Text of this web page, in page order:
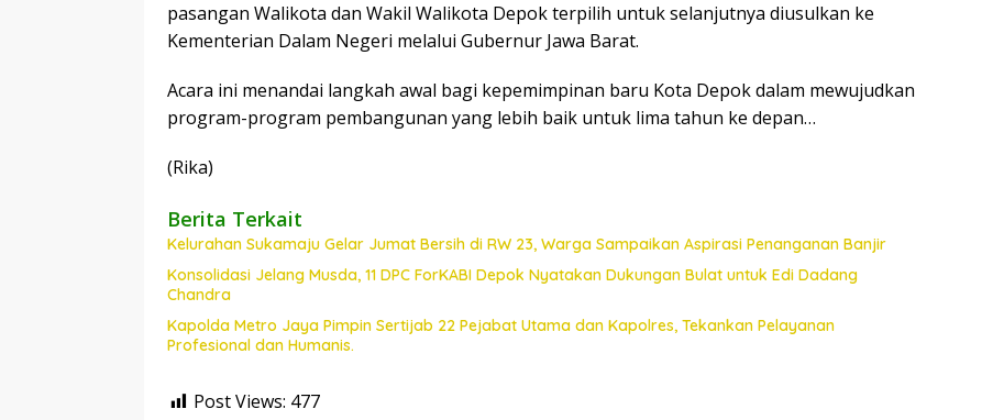
pasangan Walikota dan Wakil Walikota Depok terpilih untuk selanjutnya diusulkan ke
Kementerian Dalam Negeri melalui Gubernur Jawa Barat.
Acara ini menandai langkah awal bagi kepemimpinan baru Kota Depok dalam mewujudkan
program-program pembangunan yang lebih baik untuk lima tahun ke depan…
(Rika)
Berita Terkait
Kelurahan Sukamaju Gelar Jumat Bersih di RW 23, Warga Sampaikan Aspirasi Penanganan Banjir
Konsolidasi Jelang Musda, 11 DPC ForKABI Depok Nyatakan Dukungan Bulat untuk Edi Dadang
Chandra
Kapolda Metro Jaya Pimpin Sertijab 22 Pejabat Utama dan Kapolres, Tekankan Pelayanan
Profesional dan Humanis.
Post Views: 477